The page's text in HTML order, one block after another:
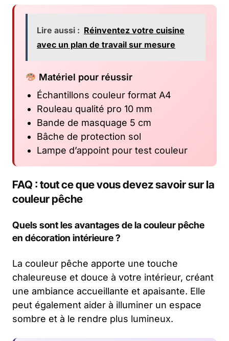
Lire aussi : Réinventez votre cuisine
avec un plan de travail sur mesure
Matériel pour réussir
Échantillons couleur format A4
Rouleau qualité pro 10 mm
Bande de masquage 5 cm
Bâche de protection sol
Lampe d’appoint pour test couleur
FAQ : tout ce que vous devez savoir sur la
couleur pêche
Quels sont les avantages de la couleur pêche
en décoration intérieure ?
La couleur pêche apporte une touche
chaleureuse et douce à votre intérieur, créant
une ambiance accueillante et apaisante. Elle
peut également aider à illuminer un espace
sombre et à le rendre plus lumineux.